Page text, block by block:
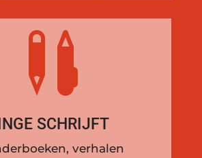

SCHRIJFT
verhalen